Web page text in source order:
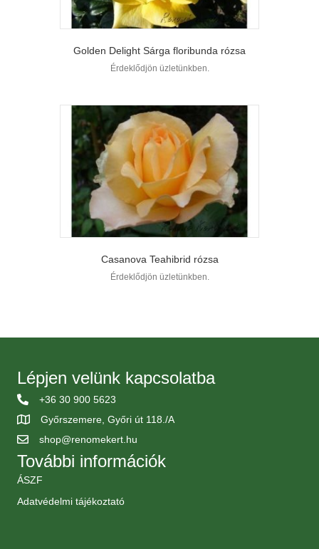
Golden Delight Sárga floribunda rózsa
Érdeklődjön üzletünkben.
Casanova Teahibrid rózsa
Érdeklődjön üzletünkben.
Lépjen velünk kapcsolatba
+36 30 900 5623
Győrszemere, Győri út 118./A
shop@renomekert.hu
További információk
ÁSZF
Adatvédelmi tájékoztató